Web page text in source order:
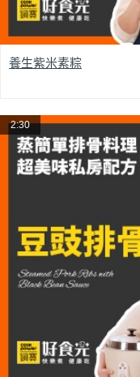
養生紫米素粽
2:30